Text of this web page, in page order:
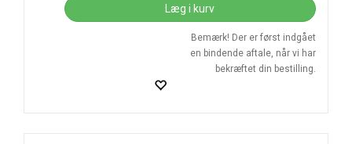
Læg i kurv
Bemærk! Der er først indgået
en bindende aftale, når vi har
bekræftet din bestilling.